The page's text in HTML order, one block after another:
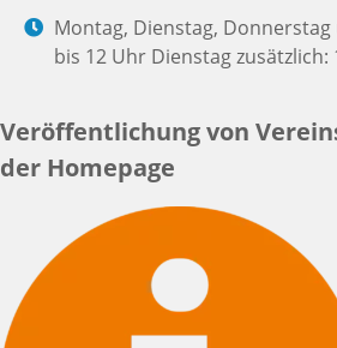
Montag, Dienstag,
bis 12 Uhr Dienstag zusätzlich:
Veröffentlichung von
der Homepage